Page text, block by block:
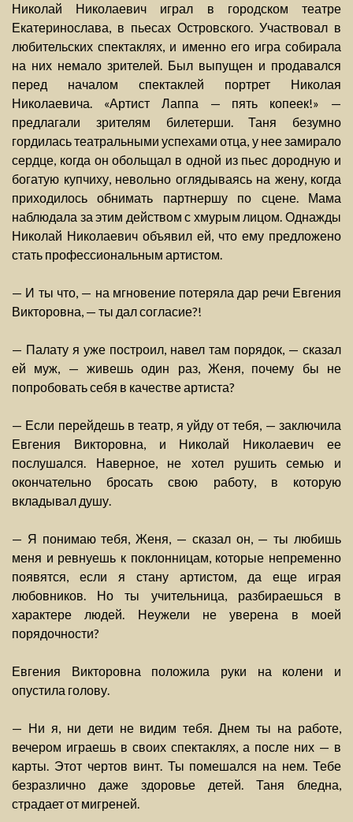
Николай Николаевич играл в городском театре
Екатеринослава, в пьесах Островского. Участвовал в
любительских спектаклях, и именно его игра собирала
на них немало зрителей. Был выпущен и продавался
перед началом спектаклей портрет Николая
Николаевича. «Артист Лаппа — пять копеек!» —
предлагали зрителям билетерши. Таня безумно
гордилась театральными успехами отца, у нее замирало
сердце, когда он обольщал в одной из пьес дородную и
богатую купчиху, невольно оглядываясь на жену, когда
приходилось обнимать партнершу по сцене. Мама
наблюдала за этим действом с хмурым лицом. Однажды
Николай Николаевич объявил ей, что ему предложено
стать профессиональным артистом.
— И ты что, — на мгновение потеряла дар речи Евгения
Викторовна, — ты дал согласие?!
— Палату я уже построил, навел там порядок, — сказал
ей муж, — живешь один раз, Женя, почему бы не
попробовать себя в качестве артиста?
— Если перейдешь в театр, я уйду от тебя, — заключила
Евгения Викторовна, и Николай Николаевич ее
послушался. Наверное, не хотел рушить семью и
окончательно бросать свою работу, в которую
вкладывал душу.
— Я понимаю тебя, Женя, — сказал он, — ты любишь
меня и ревнуешь к поклонницам, которые непременно
появятся, если я стану артистом, да еще играя
любовников. Но ты учительница, разбираешься в
характере людей. Неужели не уверена в моей
порядочности?
Евгения Викторовна положила руки на колени и
опустила голову.
— Ни я, ни дети не видим тебя. Днем ты на работе,
вечером играешь в своих спектаклях, а после них — в
карты. Этот чертов винт. Ты помешался на нем. Тебе
безразлично даже здоровье детей. Таня бледна,
страдает от мигреней.